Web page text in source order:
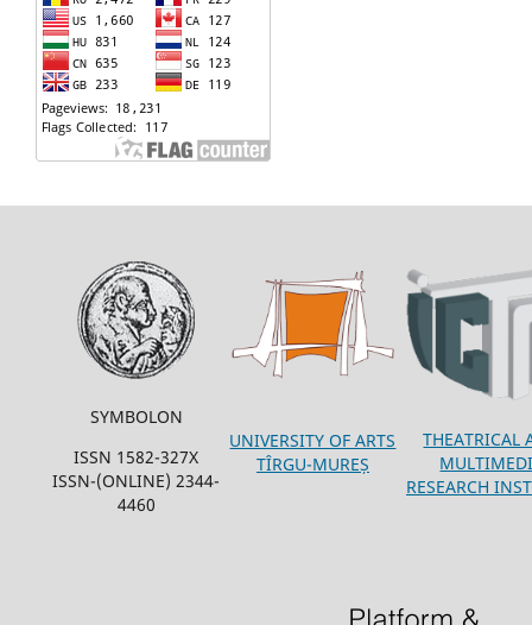
SYMBOLON
ISSN 1582-327X
ISSN-(ONLINE) 2344-
4460
UNIVERSITY OF ARTS
TÎRGU-MUREȘ
THEATRICAL
RESEARCH